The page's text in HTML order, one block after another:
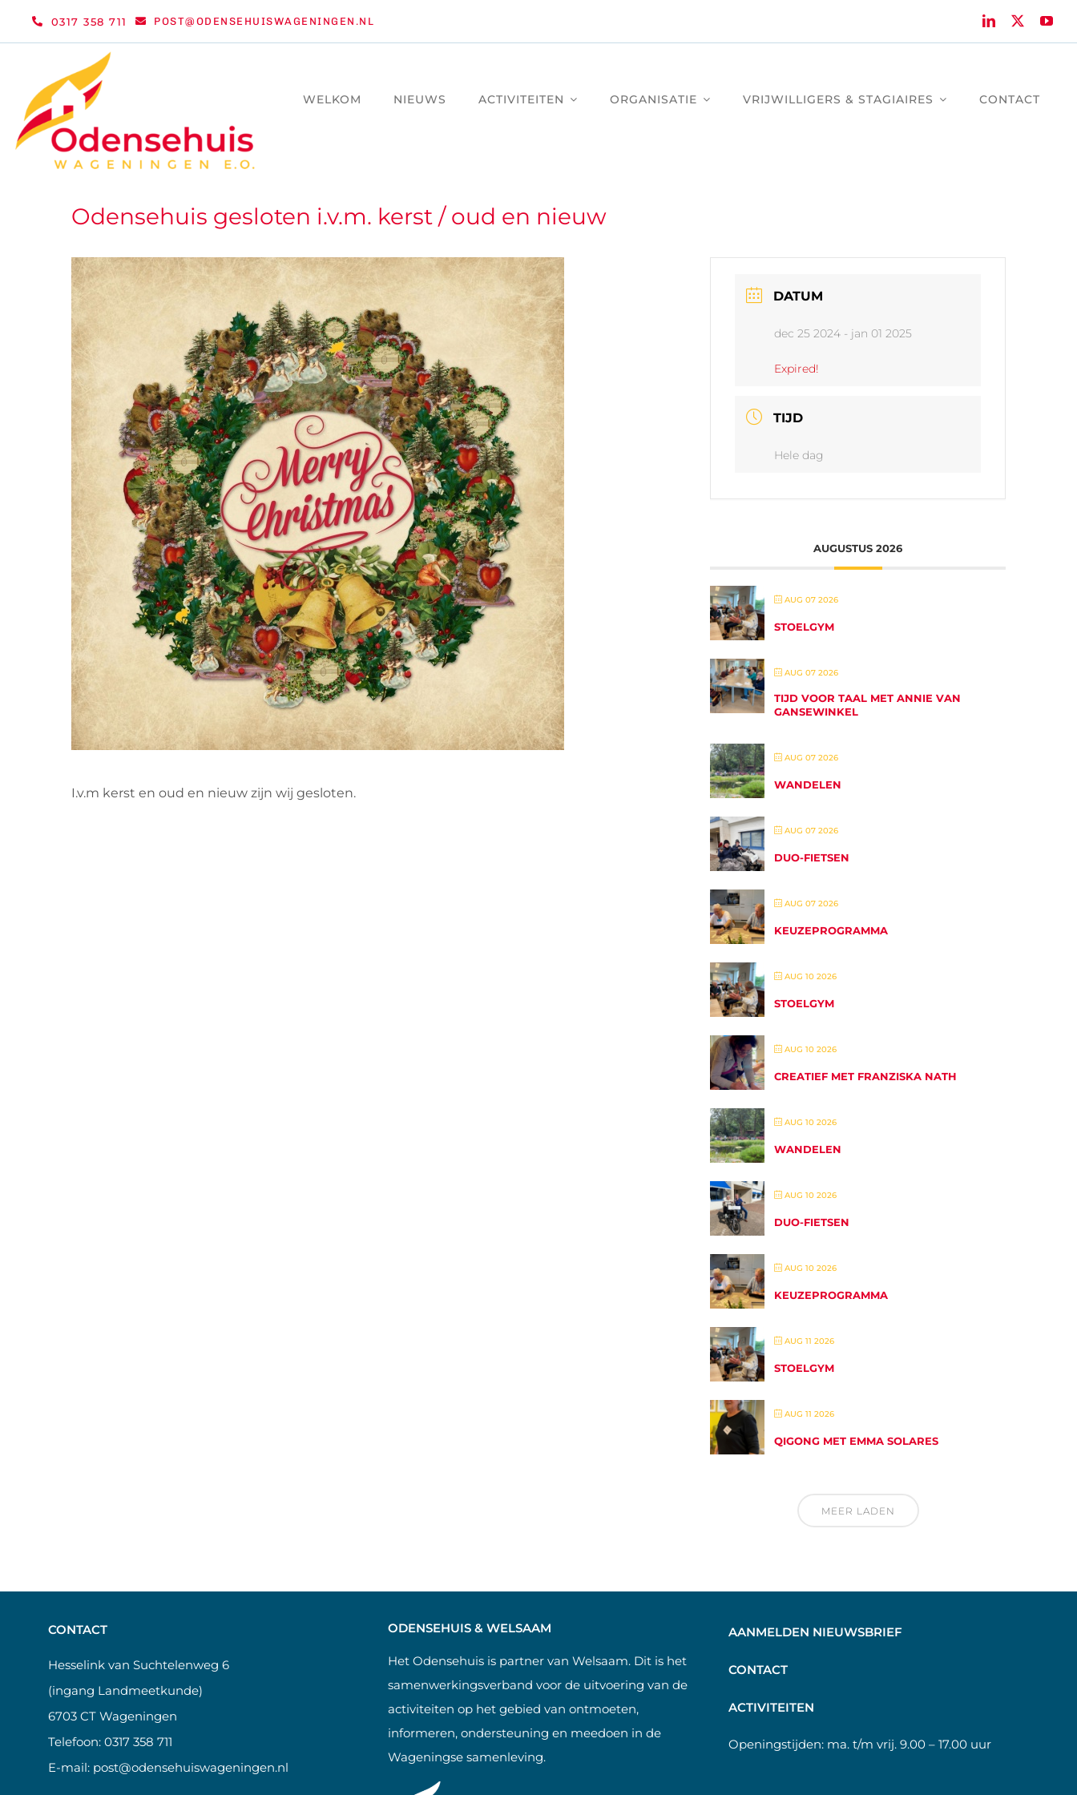
0317 358 711 POST@ODENSEHUISWAGENINGEN.NL
WELKOM NIEUWS ACTIVITEITEN ORGANISATIE VRIJWILLIGERS & STAGIAIRES CONTACT
Odensehuis gesloten i.v.m. kerst / oud en nieuw
I.v.m kerst en oud en nieuw zijn wij gesloten.
DATUM
dec 25 2024 - jan 01 2025
Expired!
TIJD
Hele dag
AUGUSTUS 2026
AUG 07 2026
STOELGYM
AUG 07 2026
TIJD VOOR TAAL MET ANNIE VAN
GANSEWINKEL
AUG 07 2026
WANDELEN
AUG 07 2026
DUO-FIETSEN
AUG 07 2026
KEUZEPROGRAMMA
AUG 10 2026
STOELGYM
AUG 10 2026
CREATIEF MET FRANZISKA NATH
AUG 10 2026
WANDELEN
AUG 10 2026
DUO-FIETSEN
AUG 10 2026
KEUZEPROGRAMMA
AUG 11 2026
STOELGYM
AUG 11 2026
QIGONG MET EMMA SOLARES
MEER LADEN
CONTACT
Hesselink van Suchtelenweg 6
(ingang Landmeetkunde)
6703 CT Wageningen
Telefoon: 0317 358 711
E-mail: post@odensehuiswageningen.nl
ODENSEHUIS & WELSAAM
Het Odensehuis is partner van Welsaam. Dit is het
samenwerkingsverband voor de uitvoering van de
activiteiten op het gebied van ontmoeten,
informeren, ondersteuning en meedoen in de
Wageningse samenleving.
AANMELDEN NIEUWSBRIEF
CONTACT
ACTIVITEITEN
Openingstijden: ma. t/m vrij. 9.00 – 17.00 uur